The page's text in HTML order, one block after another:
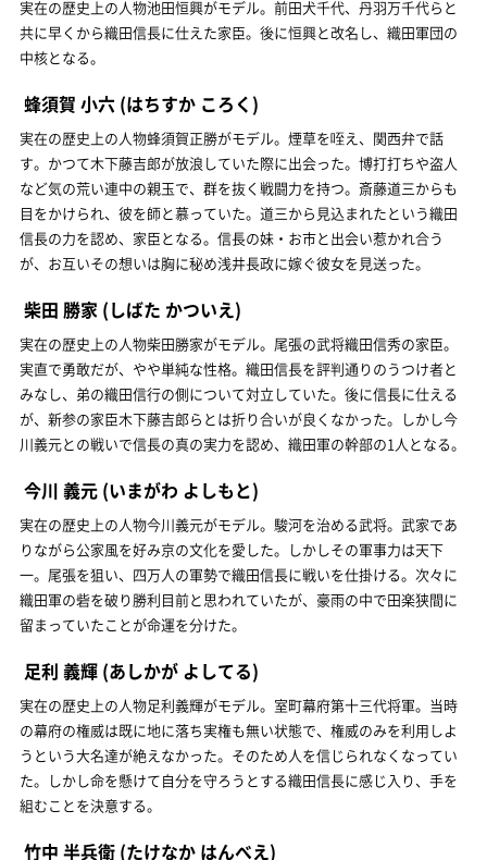
実在の歴史上の人物池田恒興がモデル。前田犬千代、丹羽万千代らと
共に早くから織田信長に仕えた家臣。後に恒興と改名し、織田軍団の
中核となる。
蜂須賀 小六 (はちすか ころく)
実在の歴史上の人物蜂須賀正勝がモデル。煙草を咥え、関西弁で話
す。かつて木下藤吉郎が放浪していた際に出会った。博打打ちや盗人
など気の荒い連中の親玉で、群を抜く戦闘力を持つ。斎藤道三からも
目をかけられ、彼を師と慕っていた。道三から見込まれたという織田
信長の力を認め、家臣となる。信長の妹・お市と出会い惹かれ合う
が、お互いその想いは胸に秘め浅井長政に嫁ぐ彼女を見送った。
柴田 勝家 (しばた かついえ)
実在の歴史上の人物柴田勝家がモデル。尾張の武将織田信秀の家臣。
実直で勇敢だが、やや単純な性格。織田信長を評判通りのうつけ者と
みなし、弟の織田信行の側について対立していた。後に信長に仕える
が、新参の家臣木下藤吉郎らとは折り合いが良くなかった。しかし今
川義元との戦いで信長の真の実力を認め、織田軍の幹部の1人となる。
今川 義元 (いまがわ よしもと)
実在の歴史上の人物今川義元がモデル。駿河を治める武将。武家であ
りながら公家風を好み京の文化を愛した。しかしその軍事力は天下
一。尾張を狙い、四万人の軍勢で織田信長に戦いを仕掛ける。次々に
織田軍の砦を破り勝利目前と思われていたが、豪雨の中で田楽狭間に
留まっていたことが命運を分けた。
足利 義輝 (あしかが よしてる)
実在の歴史上の人物足利義輝がモデル。室町幕府第十三代将軍。当時
の幕府の権威は既に地に落ち実権も無い状態で、権威のみを利用しよ
うという大名達が絶えなかった。そのため人を信じられなくなってい
た。しかし命を懸けて自分を守ろうとする織田信長に感じ入り、手を
組むことを決意する。
竹中 半兵衛 (たけなか はんべえ)